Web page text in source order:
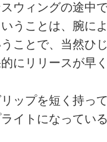
ウィングの途中
うことは、腕に
ことで、当然ひ
にリリースが早く
ップを短く持って
ライトになってい